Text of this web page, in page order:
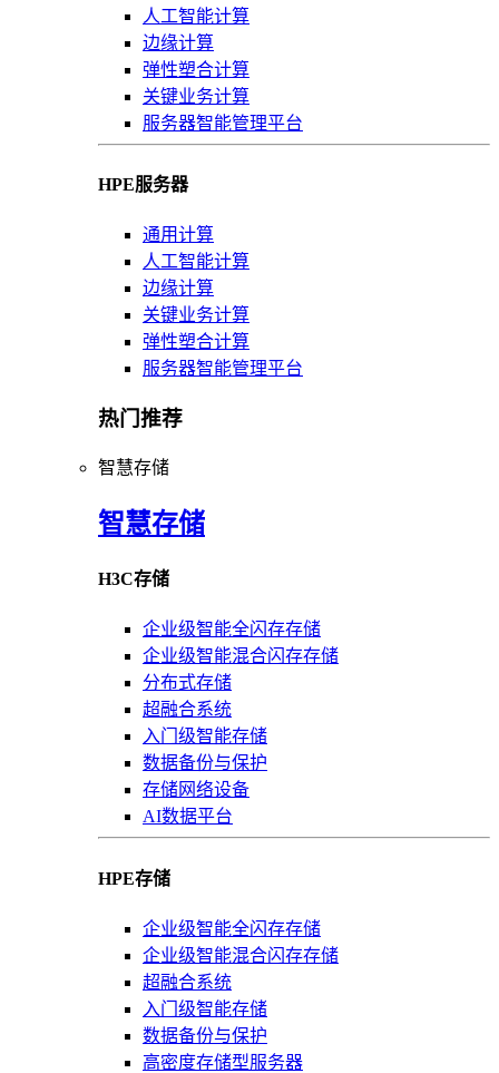
人工智能计算
边缘计算
弹性塑合计算
关键业务计算
服务器智能管理平台
HPE服务器
通用计算
人工智能计算
边缘计算
关键业务计算
弹性塑合计算
服务器智能管理平台
热门推荐
智慧存储
智慧存储
H3C存储
企业级智能全闪存存储
企业级智能混合闪存存储
分布式存储
超融合系统
入门级智能存储
数据备份与保护
存储网络设备
AI数据平台
HPE存储
企业级智能全闪存存储
企业级智能混合闪存存储
超融合系统
入门级智能存储
数据备份与保护
高密度存储型服务器